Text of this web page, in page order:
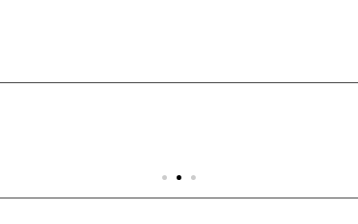
שירות לקוחות